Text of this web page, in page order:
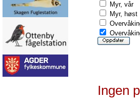
Myr, vår
Myr, høst
Ingen